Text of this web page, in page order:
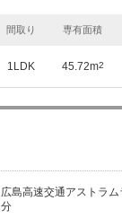
間取り 専有面積
1LDK 45.72m2
広島高速交通アストラ
分